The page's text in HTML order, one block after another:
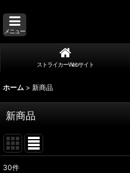
メニュー
ストライカーWebサイト
ホーム > 新商品
新商品
30件